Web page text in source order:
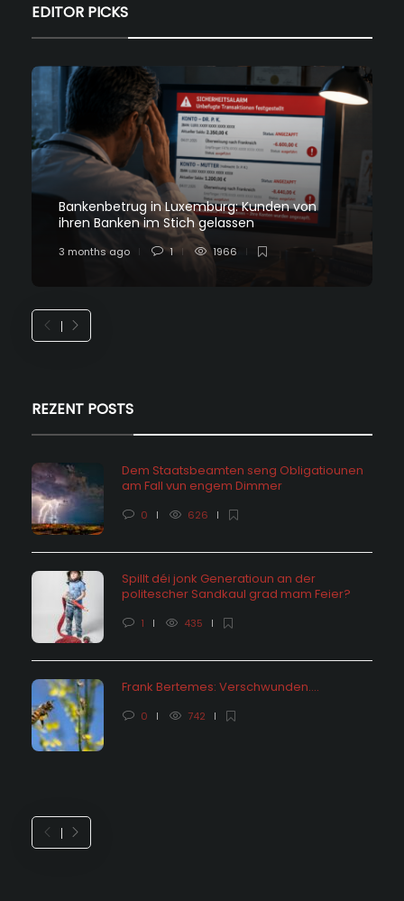
EDITOR PICKS
Bankenbetrug in Luxemburg: Kunden von
ihren Banken im Stich gelassen
3 months ago 1 1966
REZENT POSTS
Dem Staatsbeamten seng Obligatiounen
am Fall vun engem Dimmer
0 626
Spillt déi jonk Generatioun an der
politescher Sandkaul grad mam Feier?
1 435
Frank Bertemes: Verschwunden….
0 742